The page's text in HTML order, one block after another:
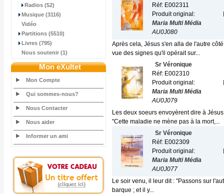
Radios (52)
Musique (3116)
Vidéo
Partitions (5510)
Livres (795)
Nous soutenir (1)
Mon eXultet
Mon Compte
Qui sommes-nous?
Nous Contacter
Nous aider
Informer un ami
Réf: E002311
Produit original:
Maria Multi Média
AU0J080
Après cela, Jésus s'en alla de l'autre
vue des signes qu'il opérait sur...
Sr Véronique
Réf: E002310
Produit original:
Maria Multi Média
AU0J079
Les deux soeurs envoyèrent dire à
"Cette maladie ne mène pas à la mort,...
Sr Véronique
Réf: E002309
Produit original:
Maria Multi Média
AU0J077
Le soir venu, il leur dit : "Passons sur
barque ; et il y...